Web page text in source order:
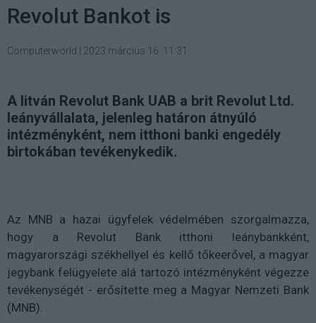
Revolut Bankot is
Computerworld 2023 március 16. 11:31
A litván Revolut Bank UAB a brit Revolut Ltd.
leányvállalata, jelenleg határon átnyúló
intézményként, nem itthoni banki engedély
birtokában tevékenykedik.
Az MNB a hazai ügyfelek védelmében szorgalmazza,
hogy a Revolut Bank itthoni leánybankként,
magyarországi székhellyel és kellő tőkeerővel, a magyar
jegybank felügyelete alá tartozó intézményként végezze
tevékenységét - erősítette meg a Magyar Nemzeti Bank
(MNB).